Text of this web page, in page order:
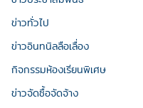
ข่าวทั่วไป
ข่าวอินทนิลลือเลื่อง
กิจกรรมห้องเรียนพิเศษ
ข่าวจัดซื้อจัดจ้าง